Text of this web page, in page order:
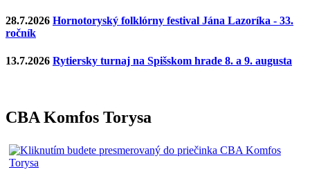
28.7.2026 Hornotoryský folklórny festival Jána Lazoríka - 33.
ročník
13.7.2026 Rytiersky turnaj na Spišskom hrade 8. a 9. augusta
CBA Komfos Torysa